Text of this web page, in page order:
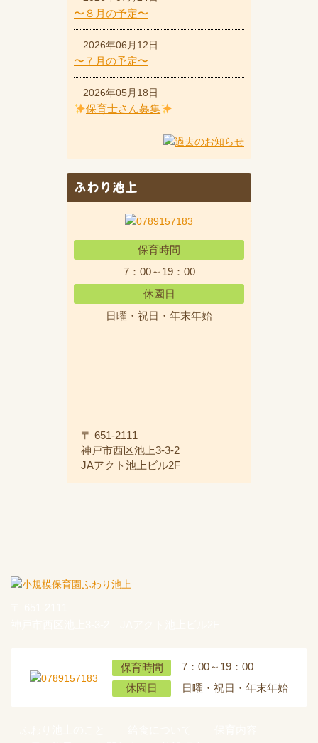
〜８月の予定〜
2026年06月12日
〜７月の予定〜
2026年05月18日
保育士さん募集
ふわり池上
保育時間
7：00～19：00
休園日
日曜・祝日・年末年始
〒 651-2111
神戸市西区池上3-3-2
JAアクト池上ビル2F
保育時間
7：00～19：00
休園日
日曜・祝日・年末年始